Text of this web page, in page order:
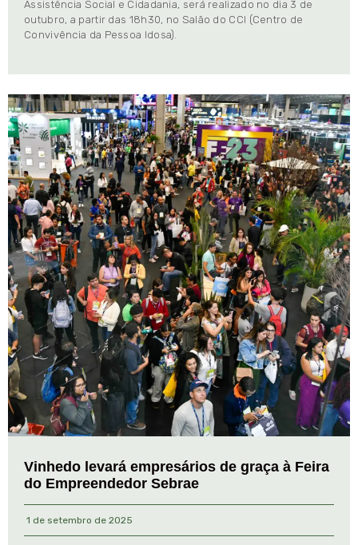
Assistência Social e Cidadania, será realizado no dia 3 de
outubro, a partir das 18h30, no Salão do CCI (Centro de
Convivência da Pessoa Idosa).
Vinhedo levará empresários de graça à Feira
do Empreendedor Sebrae
1 de setembro de 2025